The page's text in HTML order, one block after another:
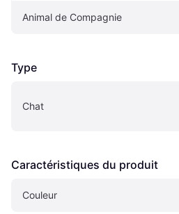
Animal de Compagnie
Type
Chat
Caractéristiques du produit
Couleur